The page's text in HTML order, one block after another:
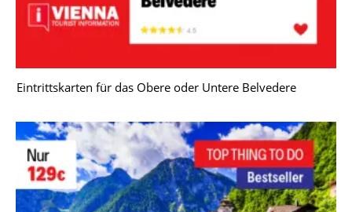
Eintrittskarten für das Obere oder Untere Belvedere